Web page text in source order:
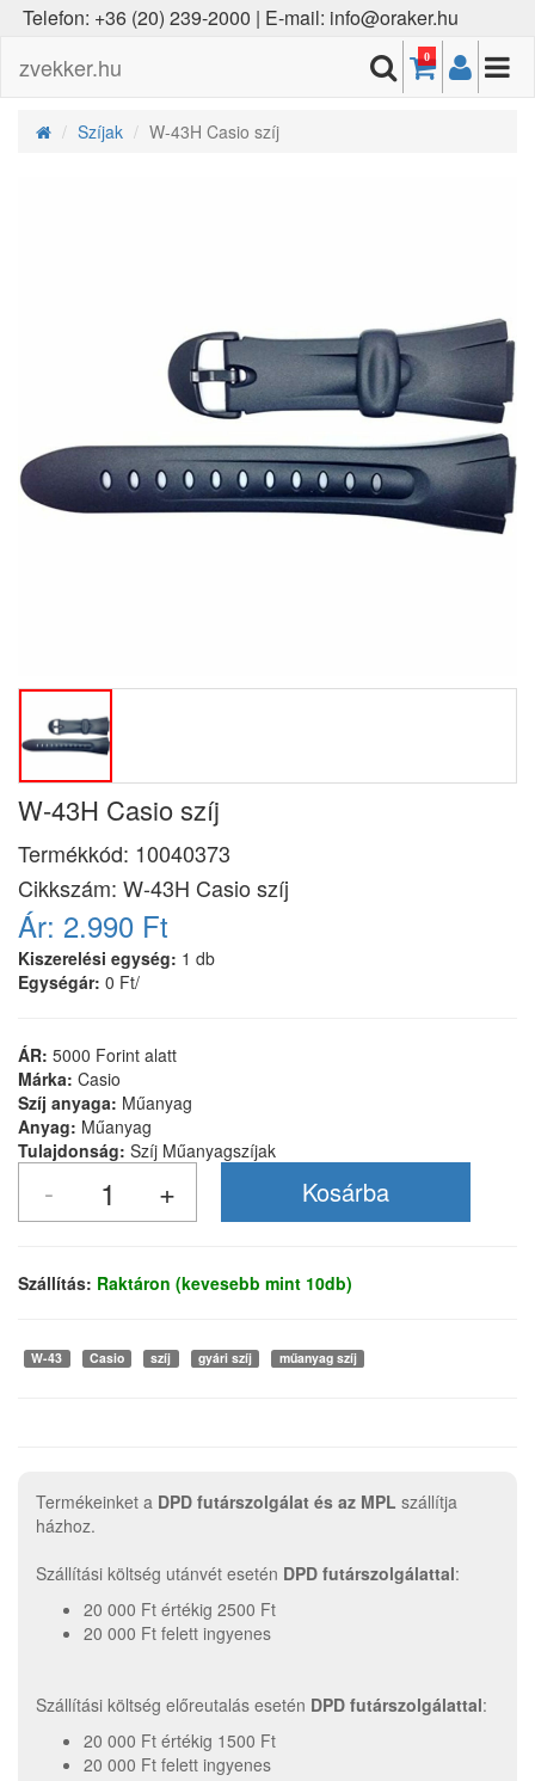
Telefon: +36 (20) 239-2000 | E-mail: info@oraker.hu
zvekker.hu 0
Szíjak W-43H Casio szíj
W-43H Casio szíj
Termékkód: 10040373
Cikkszám: W-43H Casio szíj
Ár: 2.990 Ft
Kiszerelési egység: 1 db
Egységár: 0 Ft/
ÁR: 5000 Forint alatt
Márka: Casio
Szíj anyaga: Műanyag
Anyag: Műanyag
Tulajdonság: Szíj Műanyagszíjak
Szállítás: Raktáron (kevesebb mint 10db)
W-43 Casio szíj gyári szíj műanyag szíj
Termékeinket a DPD futárszolgálat és az MPL szállítja
házhoz.
Szállítási költség utánvét esetén DPD futárszolgálattal:
20 000 Ft értékig 2500 Ft
20 000 Ft felett ingyenes
Szállítási költség előreutalás esetén DPD futárszolgálattal:
20 000 Ft értékig 1500 Ft
20 000 Ft felett ingyenes